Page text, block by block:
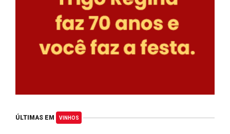
ÚLTIMAS EM VINHOS